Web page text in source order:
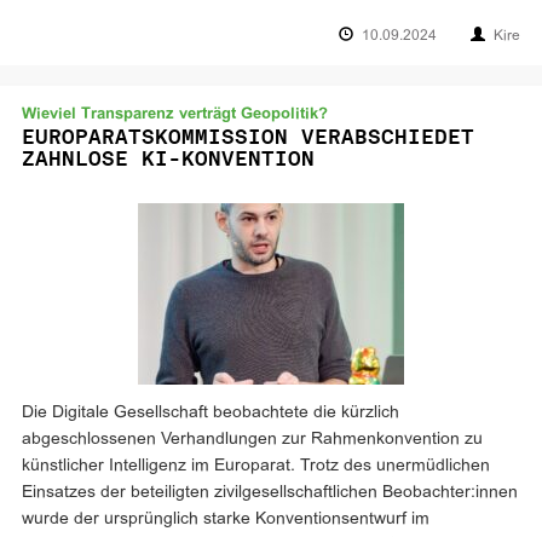
10.09.2024 Kire
Wieviel Transparenz verträgt Geopolitik?
EUROPARATSKOMMISSION VERABSCHIEDET
ZAHNLOSE KI-KONVENTION
Die Digitale Gesellschaft beobachtete die kürzlich
abgeschlossenen Verhandlungen zur Rahmenkonvention zu
künstlicher Intelligenz im Europarat. Trotz des unermüdlichen
Einsatzes der beteiligten zivilgesellschaftlichen Beobachter:innen
wurde der ursprünglich starke Konventionsentwurf im